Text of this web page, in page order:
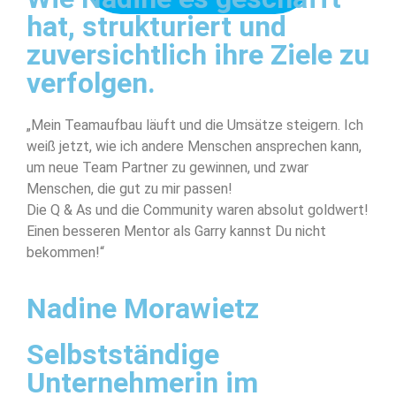
hat, strukturiert und
zuversichtlich ihre Ziele zu
verfolgen.
„Mein Teamaufbau läuft und die Umsätze steigern. Ich
weiß jetzt, wie ich andere Menschen ansprechen kann,
um neue Team Partner zu gewinnen, und zwar
Menschen, die gut zu mir passen!
Die Q & As und die Community waren absolut goldwert!
Einen besseren Mentor als Garry kannst Du nicht
bekommen!“
Nadine Morawietz
Selbstständige
Unternehmerin im